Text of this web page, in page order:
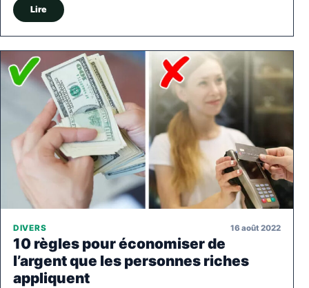
Lire
DIVERS 16 août 2022
10 règles pour économiser de
l’argent que les personnes riches
appliquent